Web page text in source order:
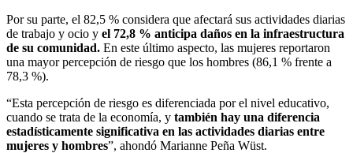
Por su parte, el 82,5 % considera que afectará sus actividades diarias
de trabajo y ocio y el 72,8 % anticipa daños en la infraestructura
de su comunidad. En este último aspecto, las mujeres reportaron
una mayor percepción de riesgo que los hombres (86,1 % frente a
78,3 %).
“Esta percepción de riesgo es diferenciada por el nivel educativo,
cuando se trata de la economía, y también hay una diferencia
estadísticamente significativa en las actividades diarias entre
mujeres y hombres”, ahondó Marianne Peña Wüst.